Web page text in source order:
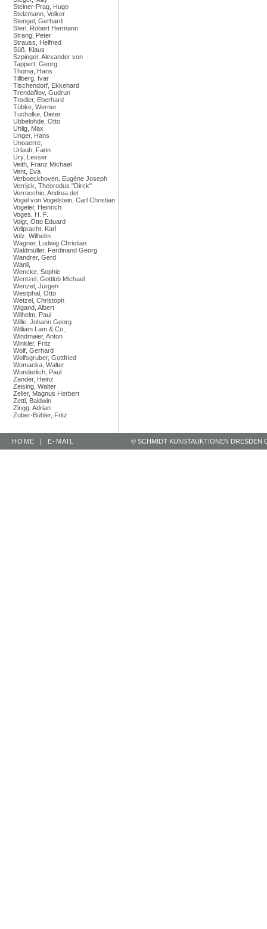
Steiner-Prag, Hugo
Stelzmann, Volker
Stengel, Gerhard
Sterl, Robert Hermann
Strang, Peter
Strauss, Helfried
Süß, Klaus
Szpinger, Alexander von
Tappert, Georg
Thoma, Hans
Tillberg, Ivar
Tischendorf, Ekkehard
Trendafilov, Gudrun
Trodler, Eberhard
Tübke, Werner
Tucholke, Dieter
Ubbelohde, Otto
Uhlig, Max
Unger, Hans
Unoaerre,
Urlaub, Farin
Ury, Lesser
Veith, Franz Michael
Vent, Eva
Verboeckhoven, Eugène Joseph
Verrijck, Theorodus "Dirck"
Verrocchio, Andrea del
Vogel von Vogelstein, Carl Christian
Vogeler, Heinrich
Voges, H. F.
Voigt, Otto Eduard
Vollpracht, Karl
Volz, Wilhelm
Wagner, Ludwig Christian
Waldmüller, Ferdinand Georg
Wandrer, Gerd
Wanli,
Wencke, Sophie
Wentzel, Gottlob Michael
Wenzel, Jürgen
Westphal, Otto
Wetzel, Christoph
Wigand, Albert
Wilhelm, Paul
Wille, Johann Georg
William Lam & Co.,
Windmaier, Anton
Winkler, Fritz
Wolf, Gerhard
Wolfsgruber, Gottfried
Womacka, Walter
Wunderlich, Paul
Zander, Heinz
Zeising, Walter
Zeller, Magnus Herbert
Zettl, Baldwin
Zingg, Adrian
Zuber-Bühler, Fritz
HOME | E-MAIL © SCHMIDT KUNSTAUKTIONEN DRESDEN